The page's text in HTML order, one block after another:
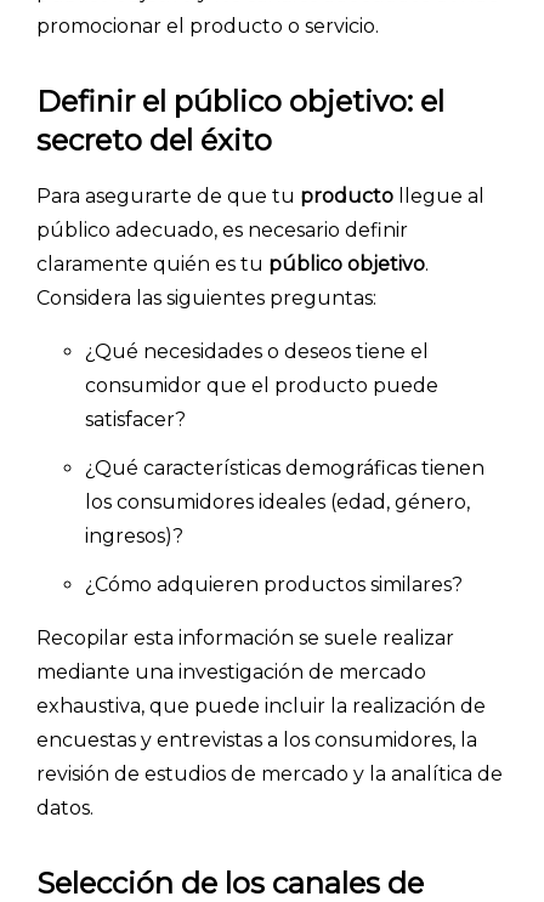
promocionar el producto o servicio.
Definir el público objetivo: el
secreto del éxito
Para asegurarte de que tu producto llegue al
público adecuado, es necesario definir
claramente quién es tu público objetivo.
Considera las siguientes preguntas:
¿Qué necesidades o deseos tiene el
consumidor que el producto puede
satisfacer?
¿Qué características demográficas tienen
los consumidores ideales (edad, género,
ingresos)?
¿Cómo adquieren productos similares?
Recopilar esta información se suele realizar
mediante una investigación de mercado
exhaustiva, que puede incluir la realización de
encuestas y entrevistas a los consumidores, la
revisión de estudios de mercado y la analítica de
datos.
Selección de los canales de